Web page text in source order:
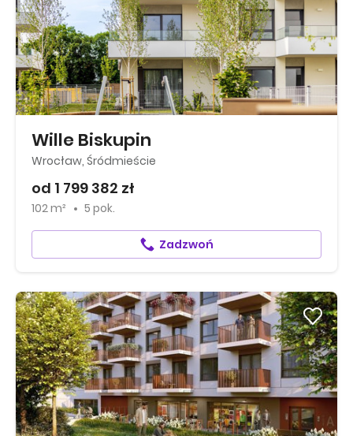
Wille Biskupin
Wrocław, Śródmieście
od 1 799 382 zł
102 m² 5 pok.
Zadzwoń